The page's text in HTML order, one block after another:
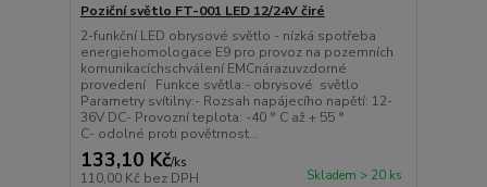
Poziční světlo FT-001 LED 12/24V čiré
2-funkční LED obrysové světlo - nízká spotřeba
energiehomologace E9 pro provoz na pozemních
komunikacíchschválení EMCnárazuvzdorné
provedení Funkce světla:- obrysové světlo
Parametry svítilny:- Rozsah napájecího napětí: 12-
36V DC- Provozní teplota: -40 ° C až + 55 °
C- odolné proti povětrnost...
133,10 Kč/ks
110,00 Kč bez DPH Skladem > 20 ks